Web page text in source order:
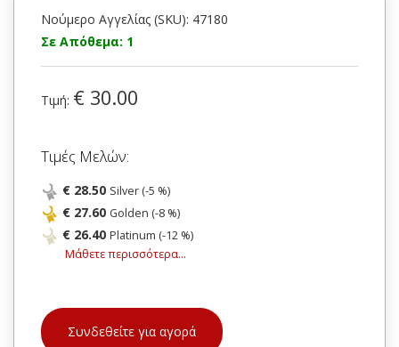
Νούμερο Αγγελίας (SKU): 47180
Σε Απόθεμα: 1
Τιμή: € 30.00
Τιμές Μελών:
€ 28.50 Silver (-5 %)
€ 27.60 Golden (-8 %)
€ 26.40 Platinum (-12 %)
Μάθετε περισσότερα...
Συνδεθείτε για αγορά